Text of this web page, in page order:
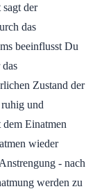
der
das
beeinflusst Du
Zustand der
und
Einatmen
wieder
- nach
werden zu